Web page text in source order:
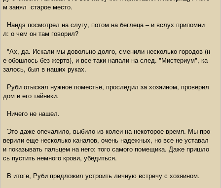
м занял старое место.
Нандэ посмотрел на слугу, потом на беглеца – и вслух припомни
л: о чем он там говорил?
"Ах, да. Искали мы довольно долго, сменили несколько городов (н
е обошлось без жертв), и все-таки напали на след. "Мистериум", ка
залось, был в наших руках.
Руби отыскал нужное поместье, проследил за хозяином, проверил
дом и его тайники.
Ничего не нашел.
Это даже опечалило, выбило из колеи на некоторое время. Мы про
верили еще несколько каналов, очень надежных, но все не уставал
и показывать пальцем на него: того самого помещика. Даже пришло
сь пустить немного крови, убедиться.
В итоге, Руби предложил устроить личную встречу с хозяином.